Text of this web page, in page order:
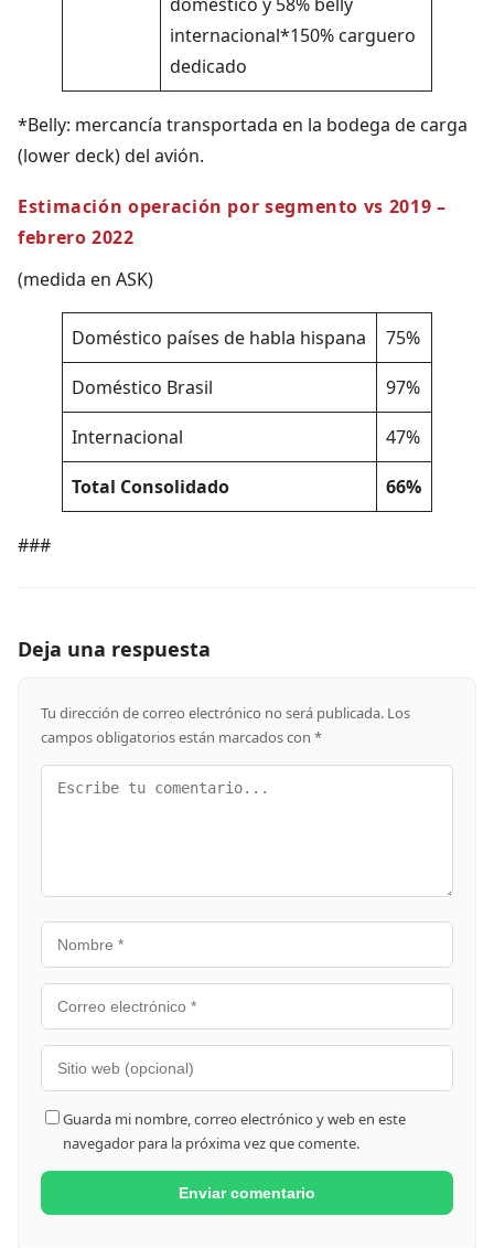
internacional*150% carguero
dedicado
*Belly: mercancía transportada en la bodega de carga
(lower deck) del avión.
Estimación operación por segmento vs 2019 –
febrero 2022
(medida en ASK)
Doméstico países de habla hispana 75%
Doméstico Brasil 97%
Internacional 47%
Total Consolidado 66%
###
Deja una respuesta
Tu dirección de correo electrónico no será publicada. Los
campos obligatorios están marcados con *
Guarda mi nombre, correo electrónico y web en este
navegador para la próxima vez que comente.